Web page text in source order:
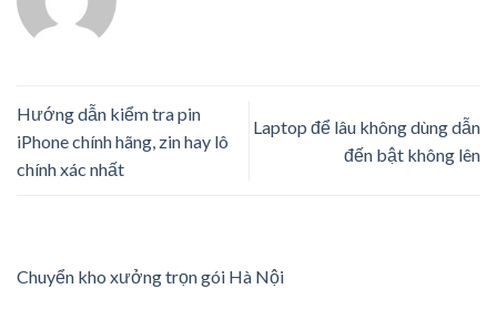
Hướng dẫn kiểm tra pin
iPhone chính hãng, zin hay lô
chính xác nhất
Laptop để lâu không dùng dẫn
đến bật không lên
Chuyển kho xưởng trọn gói Hà Nội